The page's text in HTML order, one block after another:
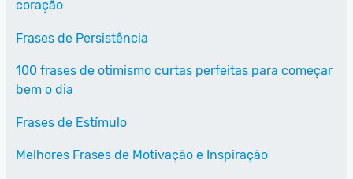
coração
Frases de Persistência
100 frases de otimismo curtas perfeitas para começar
bem o dia
Frases de Estímulo
Melhores Frases de Motivação e Inspiração